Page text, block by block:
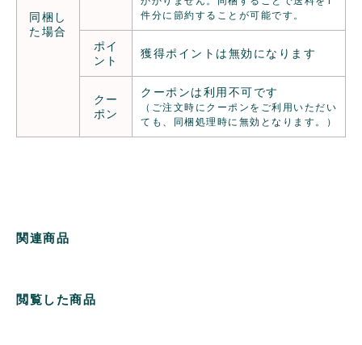
同梱し
た場合
件分に節約することが可能です。
ポイ
ント
獲得ポイントは無効になります
クー
ポン
クーポンは利用不可です
（ご注文時にクーポンをご利用いただい
ても、同梱処理時に無効となります。）
関連商品
閲覧した商品